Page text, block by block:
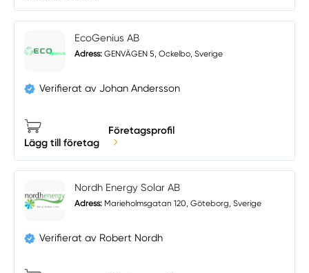
EcoGenius AB
Adress: GENVÄGEN 5, Ockelbo, Sverige
Verifierat av Johan Andersson
Lägg till företag
Företagsprofil
Nordh Energy Solar AB
Adress: Marieholmsgatan 120, Göteborg, Sverige
Verifierat av Robert Nordh